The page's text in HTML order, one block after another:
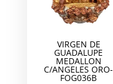
VIRGEN DE
GUADALUPE
MEDALLON
C/ANGELES ORO-
FOG036B